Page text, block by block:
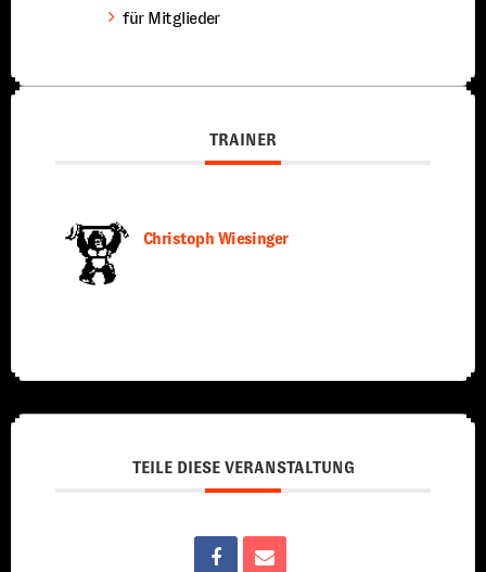
für Mitglieder
TRAINER
Christoph Wiesinger
TEILE DIESE VERANSTALTUNG